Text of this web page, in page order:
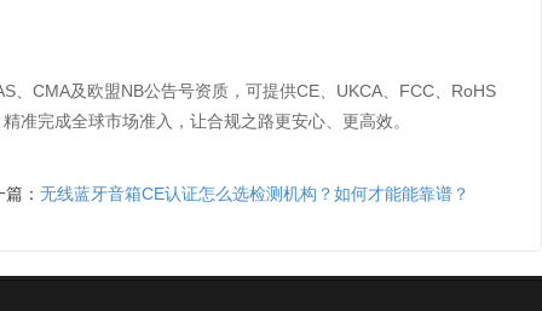
、CMA及欧盟NB公告号资质，可提供CE、UKCA、FCC、RoHS
准完成全球市场准入，让合规之路更安心、更高效。
篇：无线蓝牙音箱CE认证怎么选检测机构？如何才能能靠谱？